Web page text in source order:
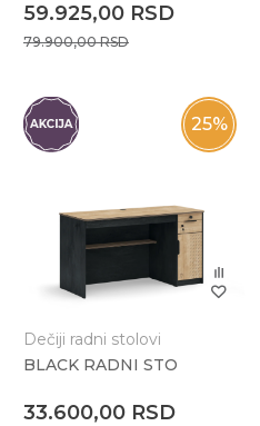
59.925,00 RSD
79.900,00RSD
25%
Dečiji radni stolovi
BLACK RADNI STO
33.600,00 RSD